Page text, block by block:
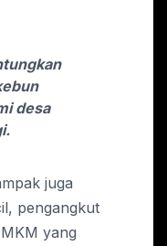
desa
juga
pengangkut
yang